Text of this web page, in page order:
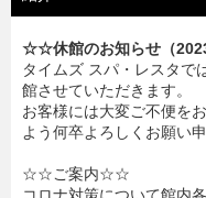
☆☆休館のお知らせ（
タイムズ スパ・レスタで
館させていただきます。
お客様には大変ご不便を
よう何卒よろしくお願い
☆☆ご案内☆☆